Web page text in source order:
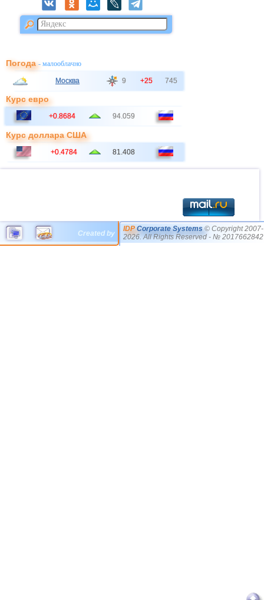
Погода- малооблачно
Москва 9 +25 745
Курс евро
+0.8684 94.059
Курс доллара США
+0.4784 81.408
Created by
IDP Corporate Systems © Copyright 2007-
2026. All Rights Reserved - № 2017662842